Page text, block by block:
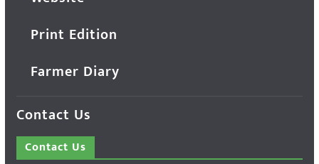
Print Edition
Farmer Diary
Contact Us
Contact Us